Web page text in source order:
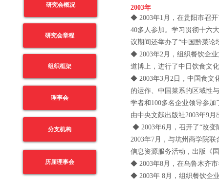
研究会概况
2003年
◆ 2003年1月，在贵阳市召
40多人参加。学习贯彻十六
议期间还举办了“中国黔菜论
◆ 2003年2月，组织餐饮企
道博上，进行了中日饮食文
◆ 2003年3月2日，中国食文
的运作、中国菜系的区域性
学者和100多名企业领导参
由中央文献出版社2003年9月
◆ 2003年6月，召开了“改变
2003年7月，与坑州商学院
信息资源服务活动，出版《
◆ 2003年8月，在乌鲁木齐市
◆ 2003年 8月，组织餐饮企
研究会章程
组织框架
理事会
分支机构
历届理事会